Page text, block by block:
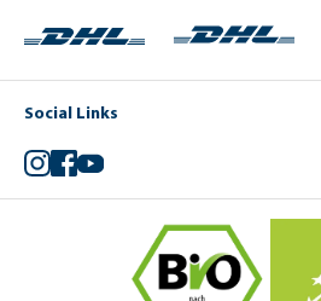
Social Links
Instagram
Facebook
YouTube